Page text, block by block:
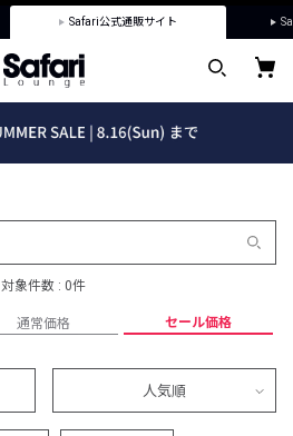
Safari公式通販サイト
対象件数 : 0件
通常価格 セール価格
人気順